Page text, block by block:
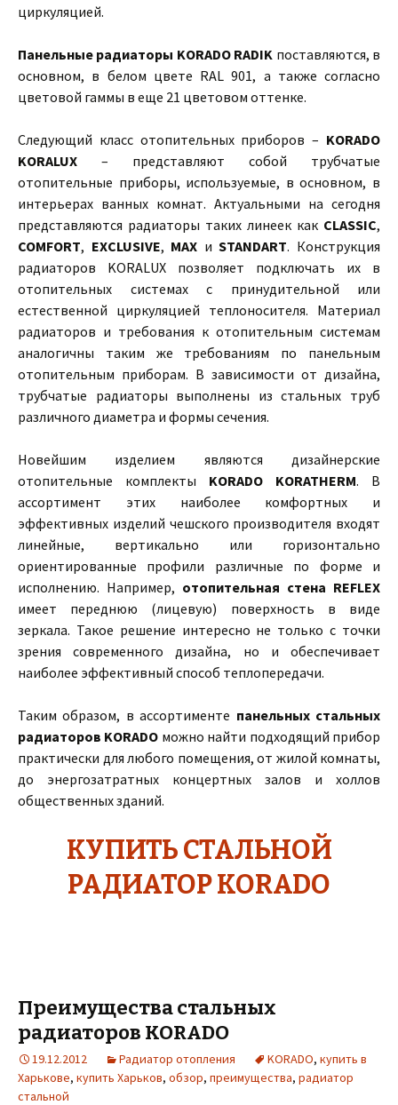
циркуляцией.
Панельные радиаторы KORADO RADIK поставляются, в
основном, в белом цвете RAL 901, а также согласно
цветовой гаммы в еще 21 цветовом оттенке.
Следующий класс отопительных приборов – KORADO
KORALUX – представляют собой трубчатые
отопительные приборы, используемые, в основном, в
интерьерах ванных комнат. Актуальными на сегодня
представляются радиаторы таких линеек как CLASSIC,
COMFORT, EXCLUSIVE, MAX иSTANDART. Конструкция
радиаторов KORALUX позволяет подключать их в
отопительных системах с принудительной или
естественной циркуляцией теплоносителя. Материал
радиаторов и требования к отопительным системам
аналогичны таким же требованиям по панельным
отопительным приборам. В зависимости от дизайна,
трубчатые радиаторы выполнены из стальных труб
различного диаметра и формы сечения.
Новейшим изделием являются дизайнерские
отопительные комплекты KORADO KORATHERM. В
ассортимент этих наиболее комфортных и
эффективных изделий чешского производителя входят
линейные, вертикально или горизонтально
ориентированные профили различные по форме и
исполнению. Например, отопительная стена REFLEX
имеет переднюю (лицевую) поверхность в виде
зеркала. Такое решение интересно не только с точки
зрения современного дизайна, но и обеспечивает
наиболее эффективный способ теплопередачи.
Таким образом, в ассортименте панельных стальных
радиаторов KORADO можно найти подходящий прибор
практически для любого помещения, от жилой комнаты,
до энергозатратных концертных залов и холлов
общественных зданий.
КУПИТЬ СТАЛЬНОЙ
РАДИАТОР KORADO
Преимущества стальных
радиаторов KORADO
19.12.2012 Радиатор отопления KORADO, купить в
Харькове, купить Харьков, обзор, преимущества, радиатор
стальной